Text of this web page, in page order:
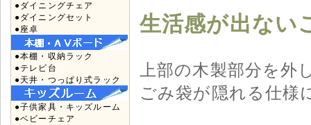
●ダイニングチェア
●ダイニングセット
●座卓
●本棚・収納ラック
●テレビ台
●天井・つっぱり式ラック
●子供家具・キッズルーム
●ベビーチェア
生活感が出ない
上部の木製部分を
ごみ袋が隠れる仕様